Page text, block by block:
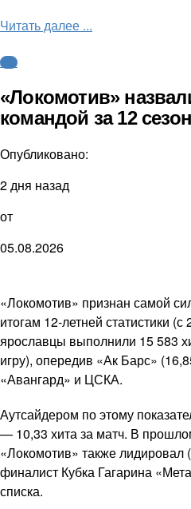
Читать далее ...
КХЛ
«Локомотив»
командой за 12
Опубликовано:
2 дня назад
от
05.08.2026
«Локомотив» признан самой
итогам 12-летней статистики
ярославцы выполнили 15 583
игру), опередив «Ак Барс»
«Авангард» и ЦСКА.
Аутсайдером по этому
— 10,33 хита за матч. В
«Локомотив» также лидировал
финалист Кубка Гагарина
списка.